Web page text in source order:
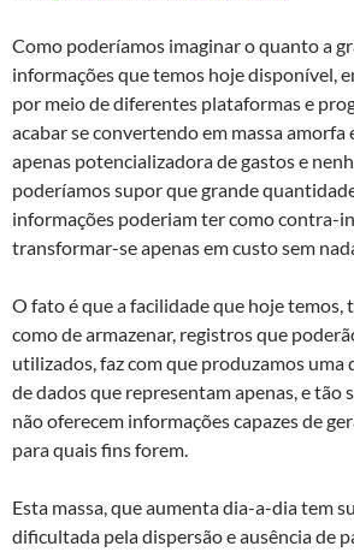
Como poderíamos imaginar o quanto a
informações que temos hoje disponível,
por meio de diferentes plataformas e
acabar se convertendo em massa amorfa
apenas potencializadora de gastos e
poderíamos supor que grande
informações poderiam ter como contra-
transformar-se apenas em custo sem
O fato é que a facilidade que hoje
como de armazenar, registros que
utilizados, faz com que produzamos uma
de dados que representam apenas, e tão
não oferecem informações capazes de
para quais fins forem.
Esta massa, que aumenta dia-a-dia tem
dificultada pela dispersão e ausência de